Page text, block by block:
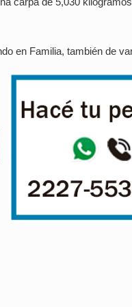
en Familia, también de